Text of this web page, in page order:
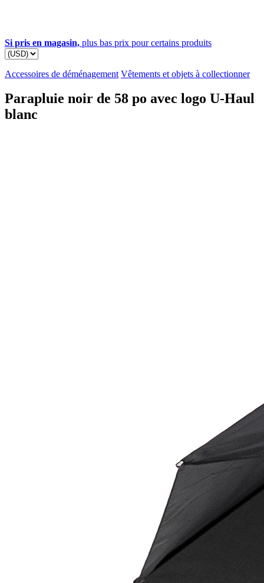
Si pris en magasin, plus bas prix pour certains produits
Accessoires de déménagement Vêtements et objets à collectionner
Parapluie noir de 58 po avec logo U-Haul
blanc